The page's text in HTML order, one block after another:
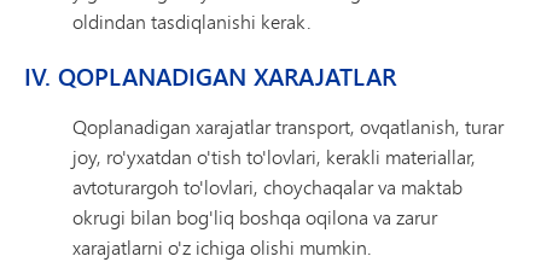
oldindan tasdiqlanishi kerak.
IV. QOPLANADIGAN XARAJATLAR
Qoplanadigan xarajatlar transport, ovqatlanish, turar
joy, ro'yxatdan o'tish to'lovlari, kerakli materiallar,
avtoturargoh to'lovlari, choychaqalar va maktab
okrugi bilan bog'liq boshqa oqilona va zarur
xarajatlarni o'z ichiga olishi mumkin.